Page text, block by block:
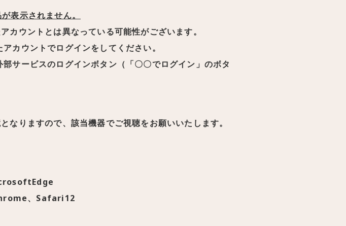
表示されません。
カウントとは異なっている可能性がございます。
カウントでログインをしてください。
サービスのログインボタン（「〇〇でログイン」のボタ
りますので、該当機器でご視聴をお願いいたします。
、Safari12